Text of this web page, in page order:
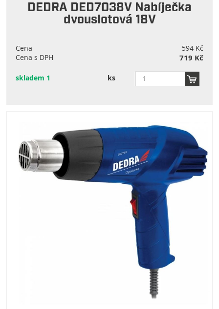
DEDRA DED7038V Nabíječka
dvouslotová 18V
Cena
594 Kč
Cena s DPH
719 Kč
skladem 1 ks